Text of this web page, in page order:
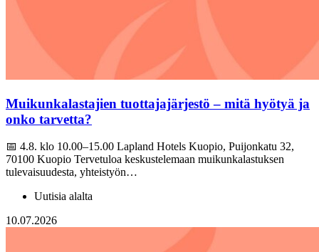
Muikunkalastajien tuottajajärjestö – mitä hyötyä ja
onko tarvetta?
📅 4.8. klo 10.00–15.00 Lapland Hotels Kuopio, Puijonkatu 32,
70100 Kuopio Tervetuloa keskustelemaan muikunkalastuksen
tulevaisuudesta, yhteistyön…
Uutisia alalta
10.07.2026